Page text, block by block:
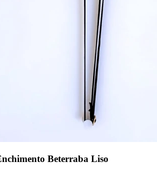
Beterraba Liso